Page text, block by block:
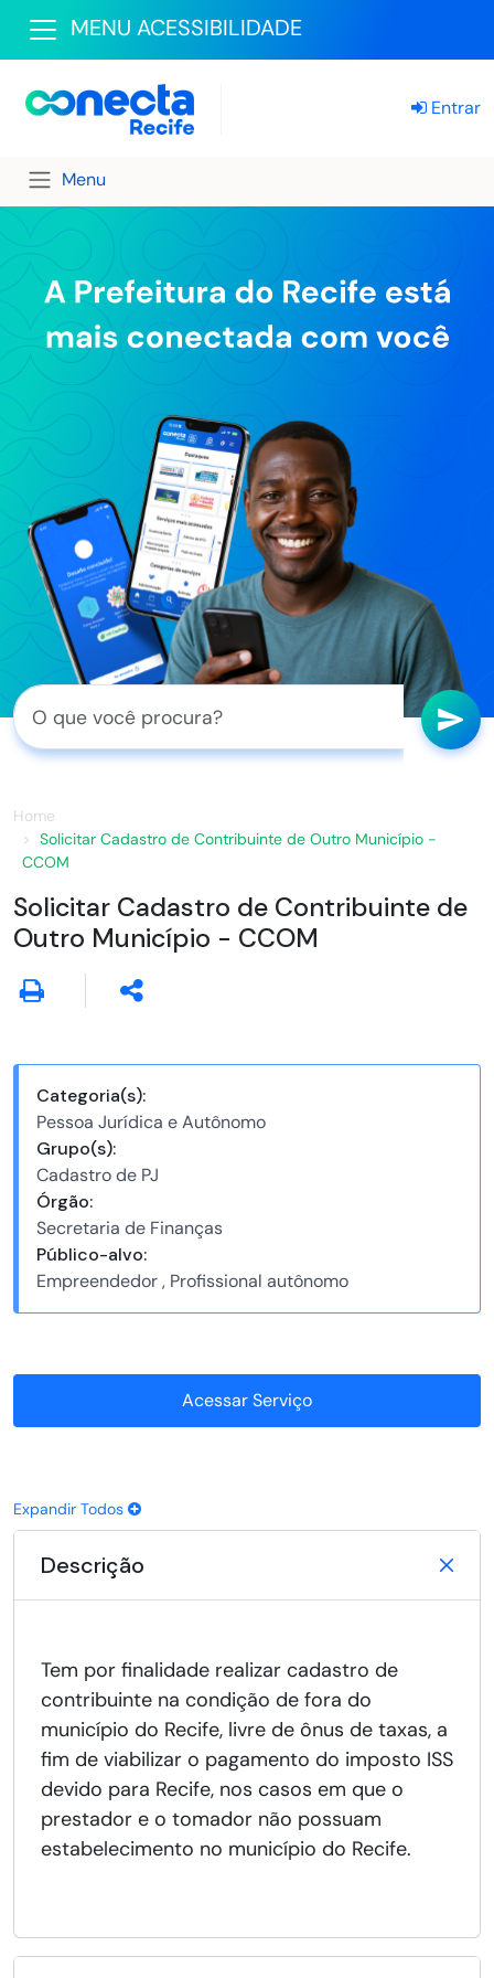
MENU ACESSIBILIDADE
Entrar
Menu
Home
Solicitar Cadastro de Contribuinte de Outro Município -
CCOM
Solicitar Cadastro de Contribuinte de
Outro Município - CCOM
Categoria(s):
Pessoa Jurídica e Autônomo
Grupo(s):
Cadastro de PJ
Órgão:
Secretaria de Finanças
Público-alvo:
Empreendedor , Profissional autônomo
Acessar Serviço
Expandir Todos
Descrição
Tem por finalidade realizar cadastro de
contribuinte na condição de fora do
município do Recife, livre de ônus de taxas, a
fim de viabilizar o pagamento do imposto ISS
devido para Recife, nos casos em que o
prestador e o tomador não possuam
estabelecimento no município do Recife.